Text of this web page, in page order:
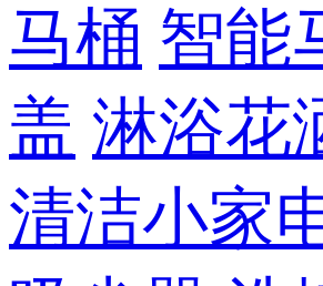
马桶 智能
盖 淋浴花
清洁小家